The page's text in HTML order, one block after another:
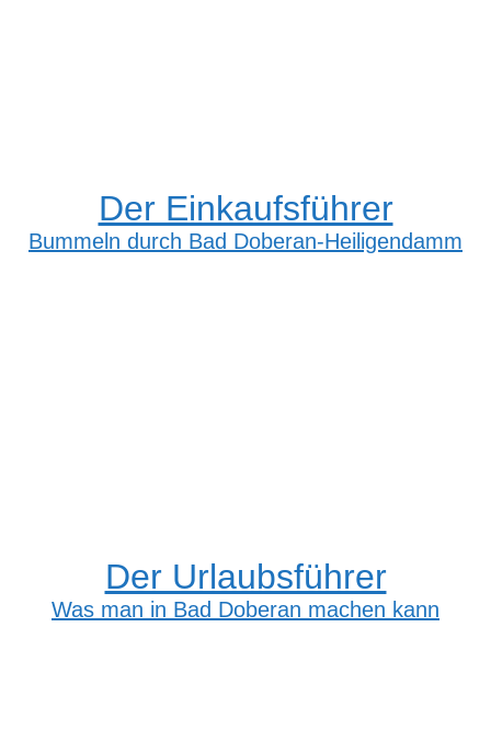
Der Einkaufsführer
Bummeln durch Bad Doberan-Heiligendamm
Der Urlaubsführer
Was man in Bad Doberan machen kann